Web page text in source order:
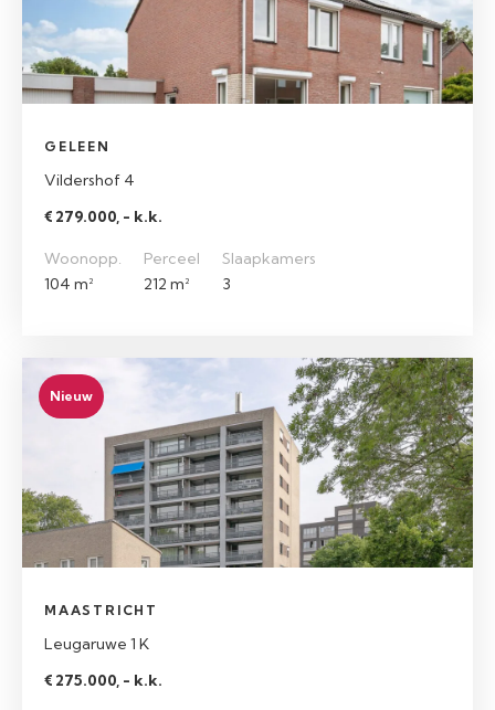
GELEEN
Vildershof 4
€ 279.000, - k.k.
Woonopp.
104 m²
Perceel
212 m²
Slaapkamers
3
Nieuw
MAASTRICHT
Leugaruwe 1 K
€ 275.000, - k.k.